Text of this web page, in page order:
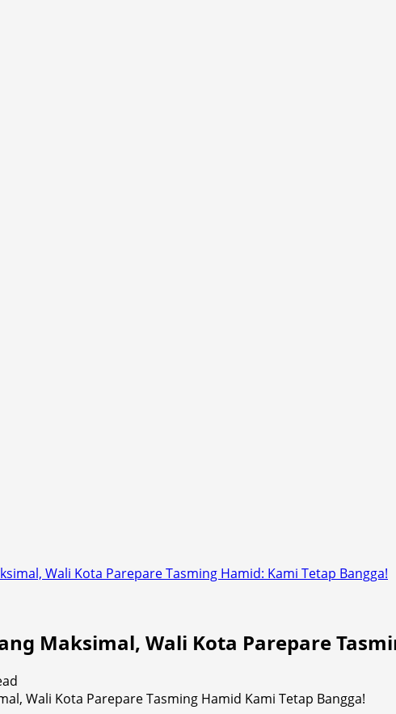
Wali Kota Parepare Tasming Hamid: Kami Tetap Bangga!
Maksimal, Wali Kota Parepare